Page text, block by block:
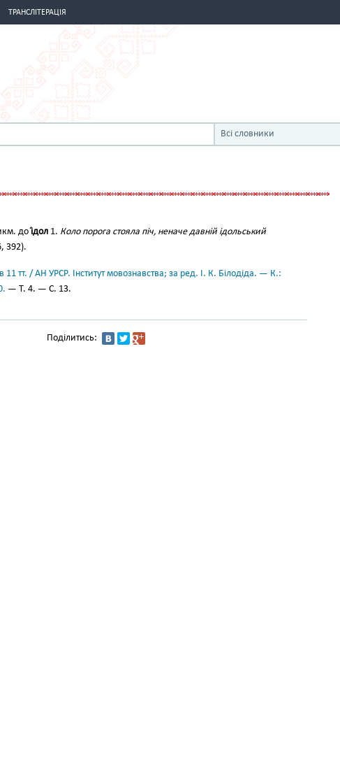
ТРАНСЛІТЕРАЦІЯ
Всі словники
доі́дол 1. Коло порога стояла піч, неначе давній ідольський
392).
11 тт. / АН УРСР. Інститут мовознавства; за ред. І. К. Білодіда. — К.:
— Т. 4. — С. 13.
Поділитись: